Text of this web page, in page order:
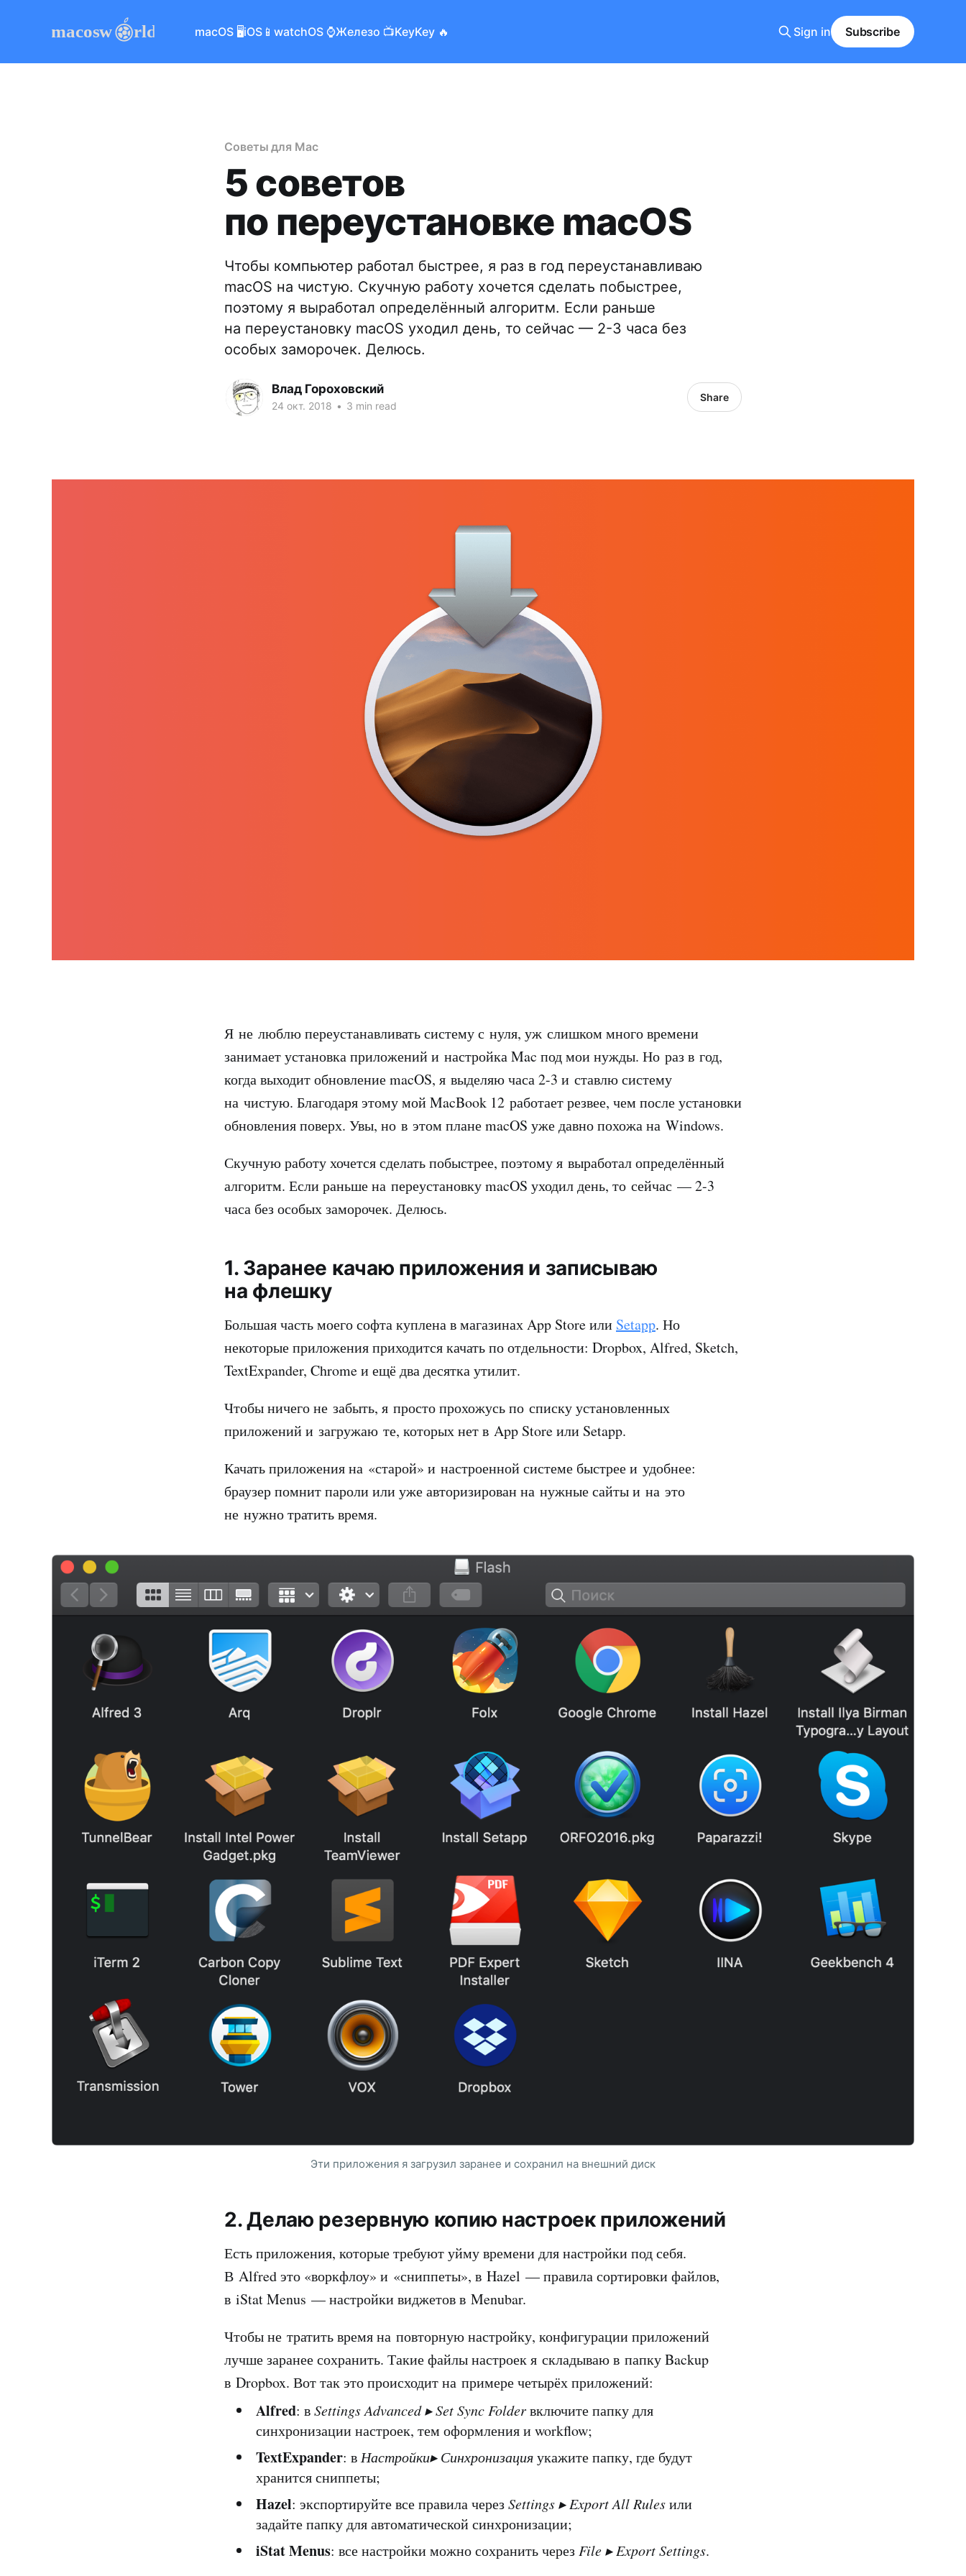
macOS 🖥iOS📱watchOS ⌚️Железо 📺KeyKey 🔥 Sign in Subscribe
Советы для Mac
5 советов
по переустановке macOS
Чтобы компьютер работал быстрее, я раз в год переустанавливаю
macOS на чистую. Скучную работу хочется сделать побыстрее,
поэтому я выработал определённый алгоритм. Если раньше
на переустановку macOS уходил день, то сейчас — 2-3 часа без
особых заморочек. Делюсь.
Влад Гороховский
24 окт. 2018 • 3 min read
Share
Я не люблю переустанавливать систему с нуля, уж слишком много времени
занимает установка приложений и настройка Mac под мои нужды. Но раз в год,
когда выходит обновление macOS, я выделяю часа 2-3 и ставлю систему
на чистую. Благодаря этому мой MacBook 12 работает резвее, чем после установки
обновления поверх. Увы, но в этом плане macOS уже давно похожа на Windows.
Скучную работу хочется сделать побыстрее, поэтому я выработал определённый
алгоритм. Если раньше на переустановку macOS уходил день, то сейчас — 2-3
часа без особых заморочек. Делюсь.
1. Заранее качаю приложения и записываю
на флешку
Большая часть моего софта куплена в магазинах App Store или Setapp. Но
некоторые приложения приходится качать по отдельности: Dropbox, Alfred, Sketch,
TextExpander, Chrome и ещё два десятка утилит.
Чтобы ничего не забыть, я просто прохожусь по списку установленных
приложений и загружаю те, которых нет в App Store или Setapp.
Качать приложения на «старой» и настроенной системе быстрее и удобнее:
браузер помнит пароли или уже авторизирован на нужные сайты и на это
не нужно тратить время.
Эти приложения я загрузил заранее и сохранил на внешний диск
2. Делаю резервную копию настроек приложений
Есть приложения, которые требуют уйму времени для настройки под себя.
В Alfred это «воркфлоу» и «сниппеты», в Hazel — правила сортировки файлов,
в iStat Menus — настройки виджетов в Menubar.
Чтобы не тратить время на повторную настройку, конфигурации приложений
лучше заранее сохранить. Такие файлы настроек я складываю в папку Backup
в Dropbox. Вот так это происходит на примере четырёх приложений:
Alfred: вSettings Advanced▸Set Sync Folderвключите папку для
синхронизации настроек, тем оформления и workflow;
TextExpander: вНастройки▸ Синхронизацияукажите папку, где будут
хранится сниппеты;
Hazel: экспортируйте все правила черезSettings▸Export All Rulesили
задайте папку для автоматической синхронизации;
iStat Menus: все настройки можно сохранить черезFile▸Export Settings.